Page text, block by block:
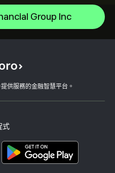
Group Inc
供服務的金融智慧平台。
式